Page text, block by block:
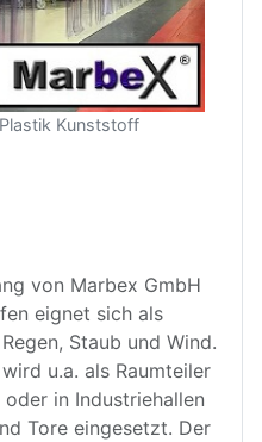
Kunststoff
von Marbex GmbH
eignet sich als
Staub und Wind.
wird u.a. als Raumteiler
in Industriehallen
Tore eingesetzt. Der